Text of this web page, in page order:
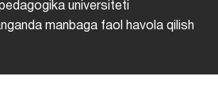
universiteti
manbaga faol havola qilish